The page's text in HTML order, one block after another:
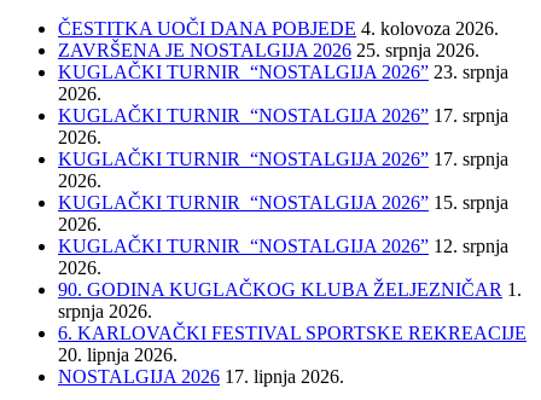
ČESTITKA UOČI DANA POBJEDE 4. kolovoza 2026.
ZAVRŠENA JE NOSTALGIJA 2026 25. srpnja 2026.
KUGLAČKI TURNIR “NOSTALGIJA 2026” 23. srpnja
2026.
KUGLAČKI TURNIR “NOSTALGIJA 2026” 17. srpnja
2026.
KUGLAČKI TURNIR “NOSTALGIJA 2026” 17. srpnja
2026.
KUGLAČKI TURNIR “NOSTALGIJA 2026” 15. srpnja
2026.
KUGLAČKI TURNIR “NOSTALGIJA 2026” 12. srpnja
2026.
90. GODINA KUGLAČKOG KLUBA ŽELJEZNIČAR 1.
srpnja 2026.
6. KARLOVAČKI FESTIVAL SPORTSKE REKREACIJE
20. lipnja 2026.
NOSTALGIJA 2026 17. lipnja 2026.